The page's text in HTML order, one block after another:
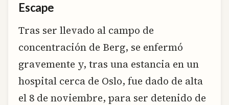
Escape
Tras ser llevado al campo de
concentración de Berg, se enfermó
gravemente y, tras una estancia en un
hospital cerca de Oslo, fue dado de alta
el 8 de noviembre, para ser detenido de